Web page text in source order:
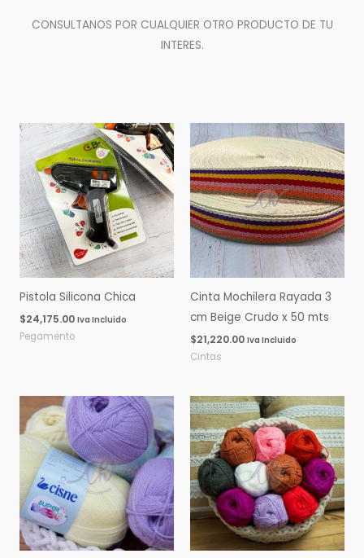
CONSULTANOS POR CUALQUIER OTRO PRODUCTO DE TU
INTERES.
Pistola Silicona Chica
$24,175.00 Iva Incluido
Pegamento
Cinta Mochilera Rayada 3
cm Beige Crudo x 50 mts
$21,220.00 Iva Incluido
Cintas
Rango
de
precios:
desde
$0.00
hasta
$16,060.00
Rango
de
precios:
desde
$0.00
hasta
$14,600.00